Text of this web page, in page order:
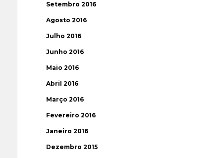
Setembro 2016
Agosto 2016
Julho 2016
Junho 2016
Maio 2016
Abril 2016
Março 2016
Fevereiro 2016
Janeiro 2016
Dezembro 2015